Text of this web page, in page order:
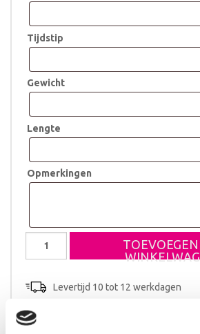
Tijdstip
Gewicht
Lengte
Opmerkingen
Merel
aantal
Levertijd 10 tot 12 werkdagen